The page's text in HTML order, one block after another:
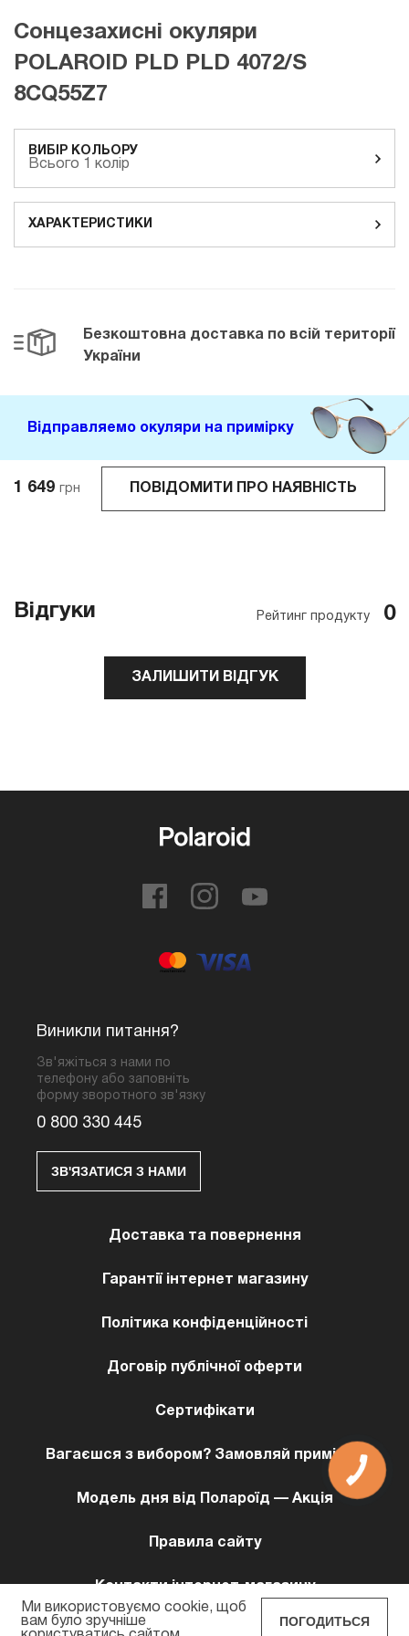
Сонцезахисні окуляри
POLAROID PLD PLD 4072/S
8CQ55Z7
ВИБІР КОЛЬОРУ
Всього 1 колір
ХАРАКТЕРИСТИКИ
1 649 грн ПОВІДОМИТИ ПРО НАЯВНІСТЬ
Безкоштовна доставка по всій території
України
Відправляемо окуляри на примірку
Відгуки Рейтинг продукту 0
ЗАЛИШИТИ ВІДГУК
Виникли питання?
Зв'яжіться з нами по
телефону або заповніть
форму зворотного зв'язку
0 800 330 445
ЗВ'ЯЗАТИСЯ З НАМИ
Доставка та повернення
Гарантії інтернет магазину
Політика конфіденційності
Договір публічної оферти
Сертифікати
Вагаєшся з вибором? Замовляй примірку!
Модель дня від Полароїд — Акція
Правила сайту
Контакти інтернет-магазину
Ми використовуємо cookie, щоб
вам було зручніше
ПОГОДИТЬСЯ
КНОПКА
ЗВ'ЯЗКУ